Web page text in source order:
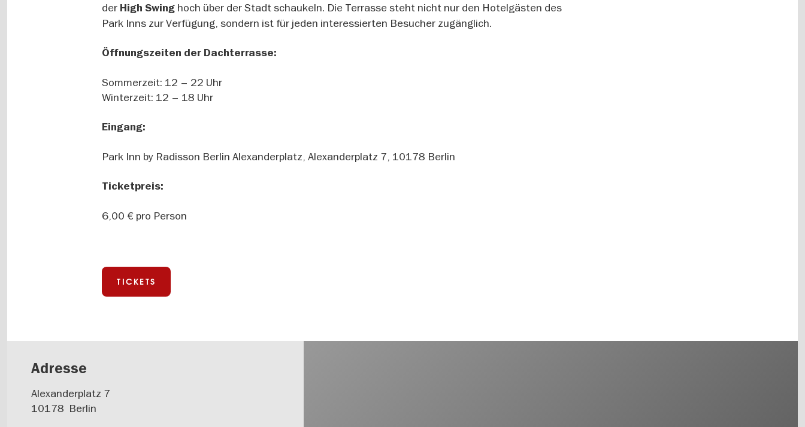
der High Swing hoch über der Stadt schaukeln. Die Terrasse steht nicht nur den Hotelgästen des
Park Inns zur Verfügung, sondern ist für jeden interessierten Besucher zugänglich.
Öffnungszeiten der Dachterrasse:
Sommerzeit: 12 – 22 Uhr
Winterzeit: 12 – 18 Uhr
Eingang:
Park Inn by Radisson Berlin Alexanderplatz, Alexanderplatz 7, 10178 Berlin
Ticketpreis:
6,00 € pro Person
TICKETS
Adresse
Alexanderplatz 7
10178 Berlin